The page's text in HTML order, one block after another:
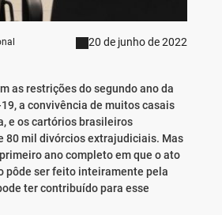
20 de junho de 2022
as restrições do segundo ano da
a convivência de muitos casais
e os cartórios brasileiros
80 mil divórcios extrajudiciais. Mas
ano completo em que o ato
pôde ser feito inteiramente pela
ter contribuído para esse